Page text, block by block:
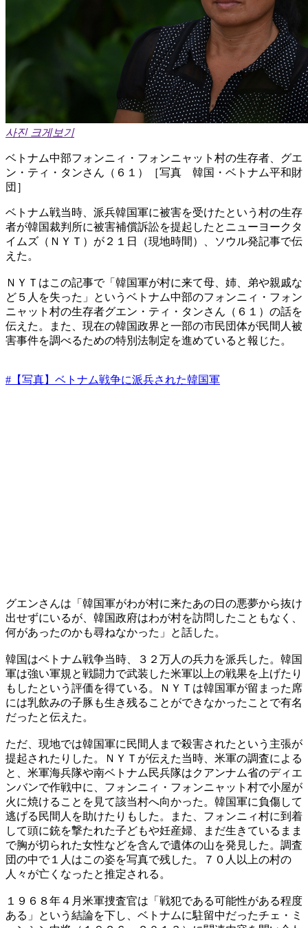
사진 크게보기
ベトナム中部フォンニィ・フォンニャット村の生存者、グエ
ン・ティ・タンさん（６１）［写真 韓国・ベトナム平和財
団］
ベトナム戦当時、派兵韓国軍に被害を受けたという村の生存
者が韓国裁判所に被害補償訴訟を提起したとニューヨークタ
イムズ（ＮＹＴ）が２１日（現地時間）、ソウル発記事で伝
えた。
ＮＹＴはこの記事で「韓国軍が村に来て母、姉、弟や親戚な
ど５人を失った」というベトナム中部のフォンニィ・フォン
ニャット村の生存者グエン・ティ・タンさん（６１）の話を
伝えた。また、現在の韓国政界と一部の市民団体が民間人被
害事件を調べるための特別法制定を進めていると報じた。
#【写真】ベトナム戦争に派兵された韓国軍
グエンさんは「韓国軍がわが村に来たあの日の悪夢から抜け
出せずにいるが、韓国政府はわが村を訪問したこともなく、
何があったのかも尋ねなかった」と話した。
韓国はベトナム戦争当時、３２万人の兵力を派兵した。韓国
軍は強い軍規と戦闘力で武装した米軍以上の戦果を上げたり
もしたという評価を得ている。ＮＹＴは韓国軍が留まった席
には乳飲みの子豚も生き残ることができなかったことで有名
だったと伝えた。
ただ、現地では韓国軍に民間人まで殺害されたという主張が
提起されたりした。ＮＹＴが伝えた当時、米軍の調査による
と、米軍海兵隊や南ベトナム民兵隊はクアンナム省のディエ
ンバンで作戦中に、フォンニィ・フォンニャット村で小屋が
火に焼けることを見て該当村へ向かった。韓国軍に負傷して
逃げる民間人を助けたりもした。また、フォンニィ村に到着
して頭に銃を撃たれた子どもや妊産婦、まだ生きているまま
で胸が切られた女性などを含んで遺体の山を発見した。調査
団の中で１人はこの姿を写真で残した。７０人以上の村の
人々が亡くなったと推定される。
１９６８年４月米軍捜査官は「戦犯である可能性がある程度
ある」という結論を下し、ベトナムに駐留中だったチェ・ミ